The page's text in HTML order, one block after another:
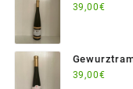
39,00€
39,00€